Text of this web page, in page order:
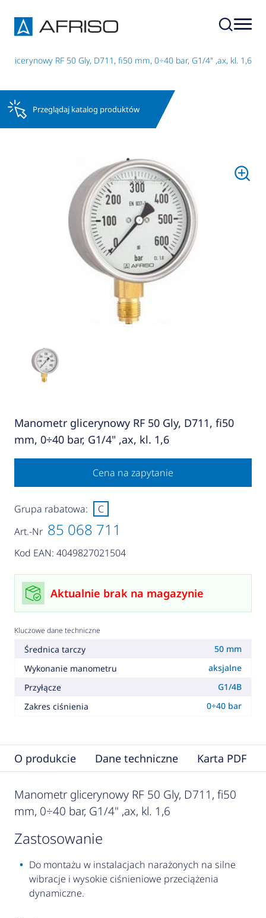
glicerynowy RF 50 Gly, D711, fi50 mm, 0÷40 bar, G1/4" ,ax, kl. 1,6
Przeglądaj katalog produktów
Manometr glicerynowy RF 50 Gly, D711, fi50
mm, 0÷40 bar, G1/4" ,ax, kl. 1,6
Cena na zapytanie
Art.-Nr 85 068 711
Kod EAN: 4049827021504
Grupa rabatowa: C
Aktualnie brak na magazynie
Kluczowe dane techniczne
Średnica tarczy
50 mm
Wykonanie manometru
aksjalne
Przyłącze
G1/4B
Zakres ciśnienia
0÷40 bar
O produkcie Dane techniczne Karta PDF
Manometr glicerynowy RF 50 Gly, D711, fi50
mm, 0÷40 bar, G1/4" ,ax, kl. 1,6
zastosowanie
Do montażu w instalacjach narażonych na silne
wibracje i wysokie ciśnieniowe przeciążenia
dynamiczne.